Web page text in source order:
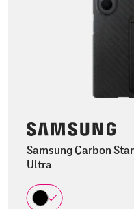
Samsung Carbon
Ultra